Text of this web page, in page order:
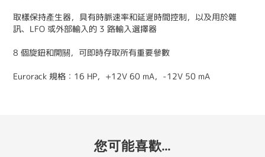
取樣保持產生器，具有時脈速率和延遲時間控制，以及用於雜
訊、LFO 或外部輸入的 3 路輸入選擇器
8 個旋鈕和開關，可即時存取所有重要參數
Eurorack 規格：16 HP，+12V 60 mA，-12V 50 mA
您可能喜歡...